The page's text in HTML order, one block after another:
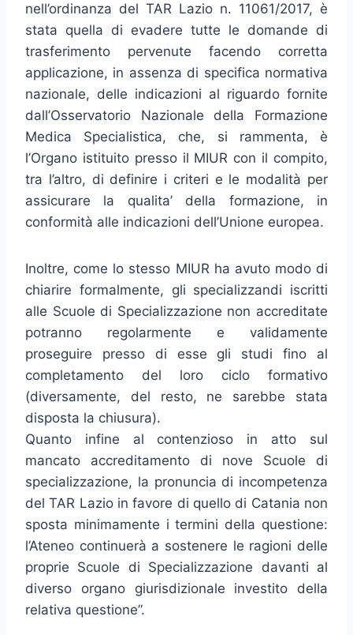
nell’ordinanza del TAR Lazio n. 11061/2017, è
stata quella di evadere tutte le domande di
trasferimento pervenute facendo corretta
applicazione, in assenza di specifica normativa
nazionale, delle indicazioni al riguardo fornite
dall’Osservatorio Nazionale della Formazione
Medica Specialistica, che, si rammenta, è
l’Organo istituito presso il MIUR con il compito,
tra l’altro, di definire i criteri e le modalità per
assicurare la qualita’ della formazione, in
conformità alle indicazioni dell’Unione europea.
Inoltre, come lo stesso MIUR ha avuto modo di
chiarire formalmente, gli specializzandi iscritti
alle Scuole di Specializzazione non accreditate
potranno regolarmente e validamente
proseguire presso di esse gli studi fino al
completamento del loro ciclo formativo
(diversamente, del resto, ne sarebbe stata
disposta la chiusura).
Quanto infine al contenzioso in atto sul
mancato accreditamento di nove Scuole di
specializzazione, la pronuncia di incompetenza
del TAR Lazio in favore di quello di Catania non
sposta minimamente i termini della questione:
l’Ateneo continuerà a sostenere le ragioni delle
proprie Scuole di Specializzazione davanti al
diverso organo giurisdizionale investito della
relativa questione”.